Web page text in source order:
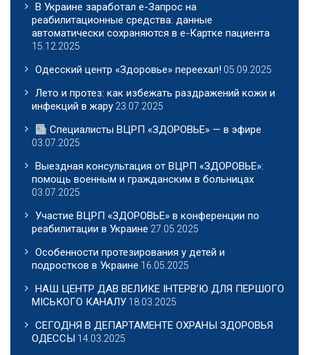
В Украине заработал е-Запрос на
реабилитационные средства: данные
автоматически сохраняются в е-Картке пациента
15.12.2025
Одесский центр «Здоровье» переехал! 05.09.2025
Лето и протез: как избежать раздражений кожи и
инфекций в жару 23.07.2025
Специалисты ВЦРП «ЗДОРОВЬЕ» — в эфире
03.07.2025
Выездная консультация от ВЦРП «ЗДОРОВЬЕ»:
помощь военным и гражданским в больницах
03.07.2025
Участие ВЦРП «ЗДОРОВЬЕ» в конференции по
реабилитации в Украине 27.05.2025
Особенности протезирования у детей и
подростков в Украине 16.05.2025
НАШ ЦЕНТР ДАВ ВЕЛИКЕ ІНТЕРВ’Ю ДЛЯ ПЕРШОГО
МІСЬКОГО КАНАЛУ 18.03.2025
СЕГОДНЯ В ДЕПАРТАМЕНТЕ ОХРАНЫ ЗДОРОВЬЯ
ОДЕССЫ 14.03.2025